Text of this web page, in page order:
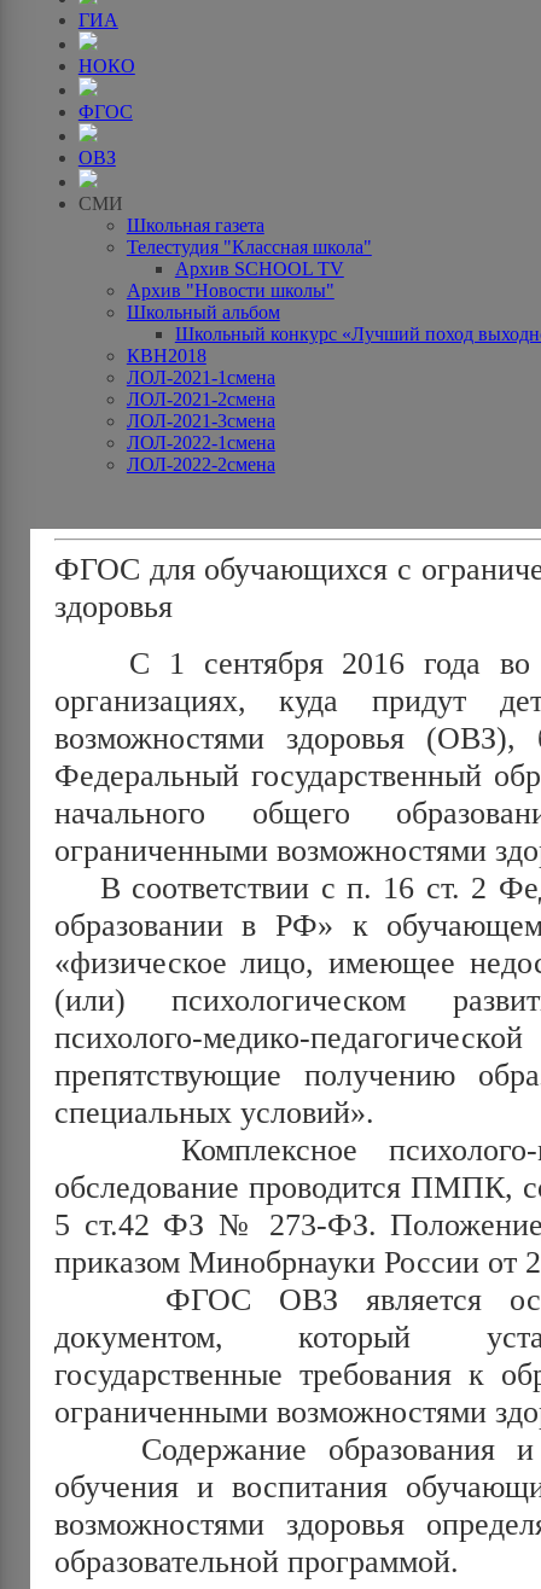
ГИА
НОКО
ФГОС
ОВЗ
СМИ
Школьная газета
Телестудия "Классная школа"
Архив SCHOOL TV
Архив "Новости школы"
Школьный альбом
Школьный конкурс «Лучший поход
КВН2018
ЛОЛ-2021-1смена
ЛОЛ-2021-2смена
ЛОЛ-2021-3смена
ЛОЛ-2022-1смена
ЛОЛ-2022-2смена
ФГОС для обучающихся с
здоровья
С 1 сентября 2016 года во
организациях, куда придут
возможностями здоровья (ОВЗ),
Федеральный государственный
начального общего
ограниченными возможностями
В соответствии с п. 16 ст. 2
образовании в РФ» к
«физическое лицо, имеющее
(или) психологическом
психолого-медико-
препятствующие получению
специальных условий».
Комплексное психолого-
обследование проводится ПМПК,
5 ст.42 ФЗ № 273-ФЗ.
приказом Минобрнауки России от
ФГОС ОВЗ является
документом, который
государственные требования к
ограниченными возможностями
Содержание образования и
обучения и воспитания
возможностями здоровья
образовательной программой.